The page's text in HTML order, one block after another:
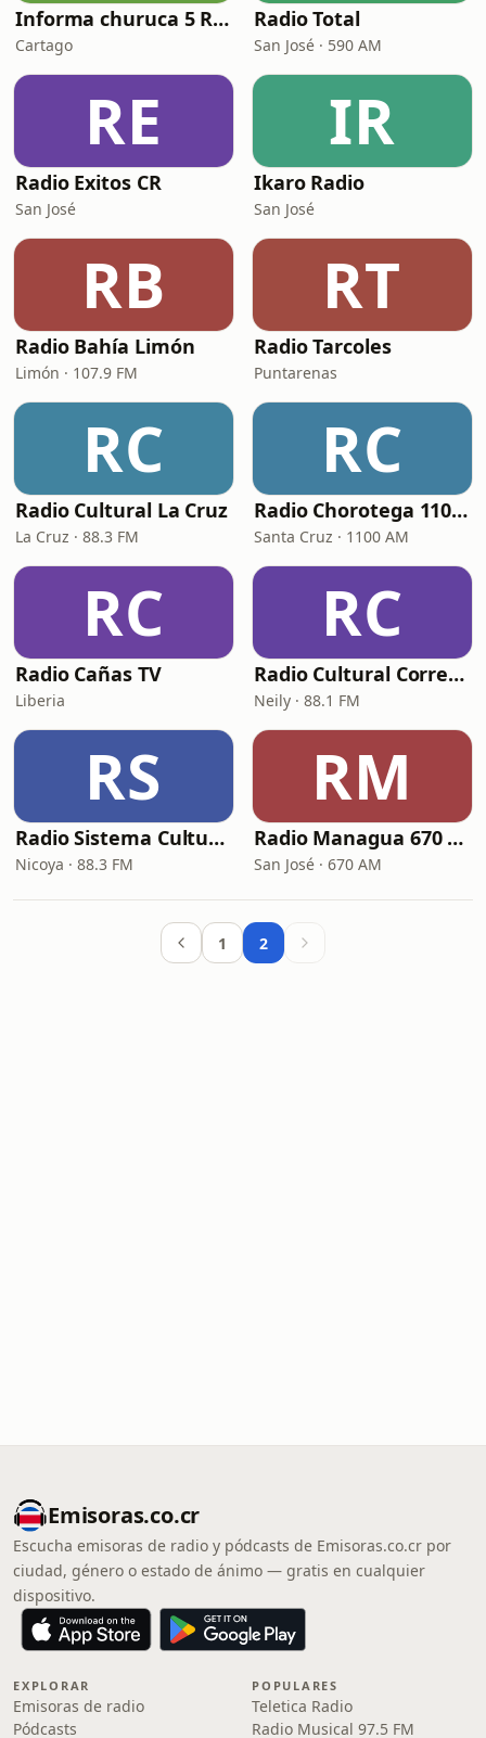
Informa churuca 5 Radio
Cartago
Radio Total
San José · 590 AM
RE
Radio Exitos CR
San José
IR
Ikaro Radio
San José
RB
Radio Bahía Limón
Limón · 107.9 FM
RT
Radio Tarcoles
Puntarenas
RC
Radio Cultural La Cruz
La Cruz · 88.3 FM
RC
Radio Chorotega 1100 AM
Santa Cruz · 1100 AM
RC
Radio Cañas TV
Liberia
RC
Radio Cultural Corredores
Neily · 88.1 FM
RS
Radio Sistema Cultural Nicoyano (La Cultural Nicoya F.M. Radio)
Nicoya · 88.3 FM
RM
Radio Managua 670 AM
San José · 670 AM
1 2
Emisoras.co.cr
Escucha emisoras de radio y pódcasts de Emisoras.co.cr por
ciudad, género o estado de ánimo — gratis en cualquier
dispositivo.
EXPLORAR
Emisoras de radio
Pódcasts
POPULARES
Teletica Radio
Radio Musical 97.5 FM